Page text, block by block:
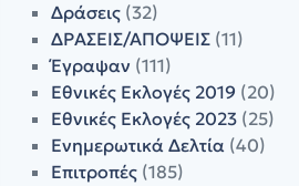
Δράσεις(32)
ΔΡΑΣΕΙΣ/ΑΠΟΨΕΙΣ(11)
Έγραψαν (111)
Εθνικές Εκλογές 2019 (20)
Εθνικές Εκλογές 2023(25)
Ενημερωτικά Δελτία(40)
Επιτροπές(185)